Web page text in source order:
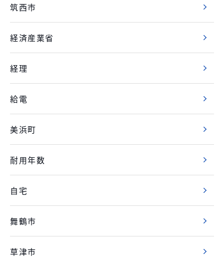
筑西市
経済産業省
経理
給電
美浜町
耐用年数
自宅
舞鶴市
草津市